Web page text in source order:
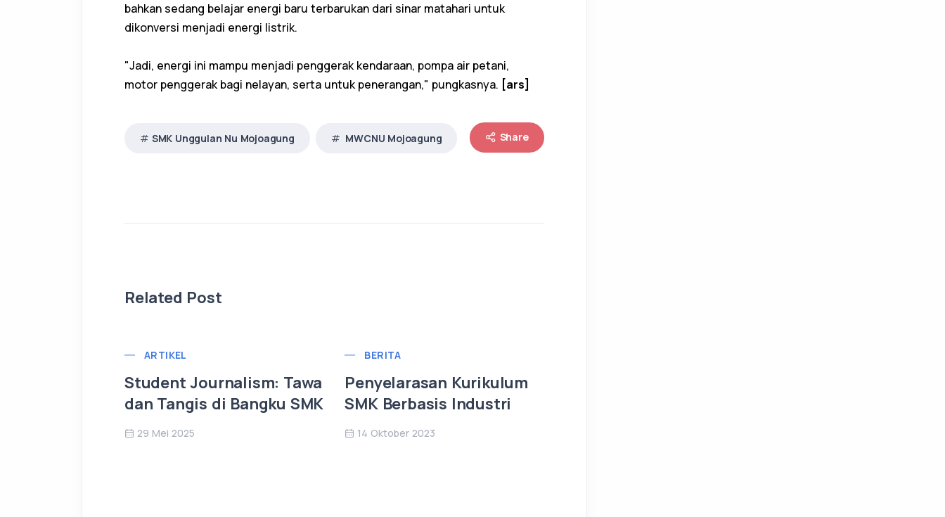
bahkan sedang belajar energi baru terbarukan dari sinar matahari untuk
dikonversi menjadi energi listrik.
"Jadi, energi ini mampu menjadi penggerak kendaraan, pompa air petani,
motor penggerak bagi nelayan, serta untuk penerangan," pungkasnya. [ars]
SMK Unggulan Nu Mojoagung MWCNU Mojoagung Share
Related Post
ARTIKEL
Student Journalism: Tawa
dan Tangis di Bangku SMK
29 Mei 2025
BERITA
Penyelarasan Kurikulum
SMK Berbasis Industri
14 Oktober 2023